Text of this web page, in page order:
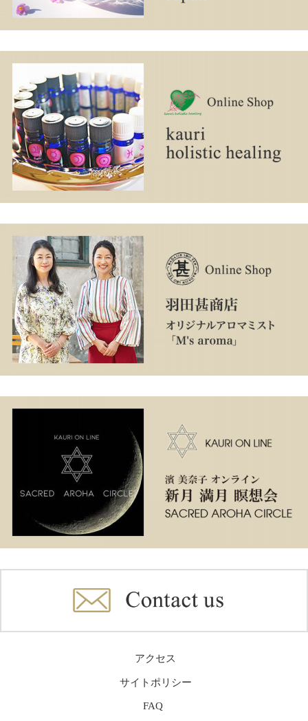
アクセス
サイトポリシー
FAQ